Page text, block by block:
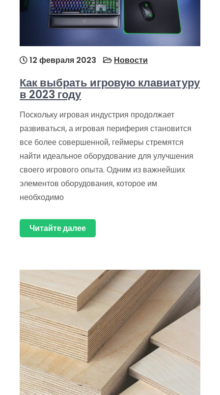
12 февраля 2023 Новости
Как выбрать игровую клавиатуру
в 2023 году
Поскольку игровая индустрия продолжает
развиваться, а игровая периферия становится
все более совершенной, геймеры стремятся
найти идеальное оборудование для улучшения
своего игрового опыта. Одним из важнейших
элементов оборудования, которое им
необходимо
Читайте далее